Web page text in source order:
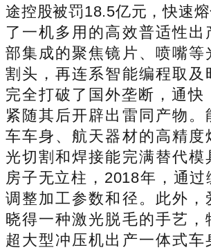
途控股被罚18.5亿元，快速
了一机多用的高效普适性出
部集成的聚焦镜片、喷嘴等
割头，再连系智能编程取及
完全打破了国外垄断，通快
紧随其后开辟出雷同产物。
车车身、航天器材的高精度
光切割和焊接能完满替代模
房子无立柱，2018年，通过
调整加工参数和径。此外，
晓得一种激光脱毛的手艺，
超大型冲压机出产一体式车